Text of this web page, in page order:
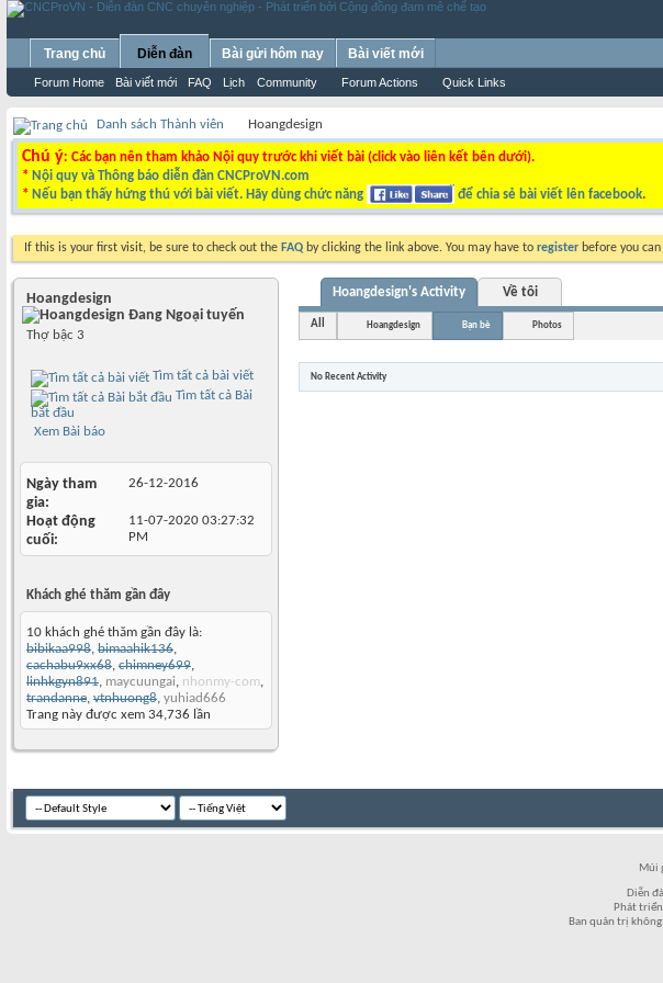
Trang chủ Diễn đàn
Forum Home Bài viết mới FAQ Lịch Community Forum Actions Quick Links
Bài gửi hôm nay Bài viết mới
Danh sách Thành viên Hoangdesign
Chú ý: Các bạn nên tham khảo Nội quy trước khi viết bài (click vào liên kết bên dưới).
* Nội quy và Thông báo diễn đàn CNCProVN.com
* Nếu bạn thấy hứng thú với bài viết. Hãy dùng chức năng để chia sẻ bài viết lên facebook.
If this is your first visit, be sure to check out the FAQ by clicking the link above. You may have to register before you
Hoangdesign
Thợ bậc 3
Tìm tất cả bài viết
Tìm tất cả Bài
bắt đầu
Xem Bài báo
Ngày tham
gia
26-12-2016
Hoạt động
cuối
11-07-2020 03:27:32
PM
Khách ghé thăm gần đây
10 khách ghé thăm gần đây là:
bibikaa998, bimaahik136,
cachabu9xx68, chimney699,
linhkgyn891, maycuungai, nhonmy-com,
trandanne, vtnhuong8, yuhiad666
Trang này được xem 34,736 lần
Hoangdesign's Activity Về tôi
All Hoangdesign Bạn bè Photos
No Recent Activity
Múi
Diễn
Phát
Ban quản trị